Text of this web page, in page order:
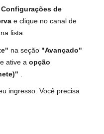
Configurações de
e clique no canal de
lista.
na seção "Avançado"
ative a opção
ingresso. Você precisa